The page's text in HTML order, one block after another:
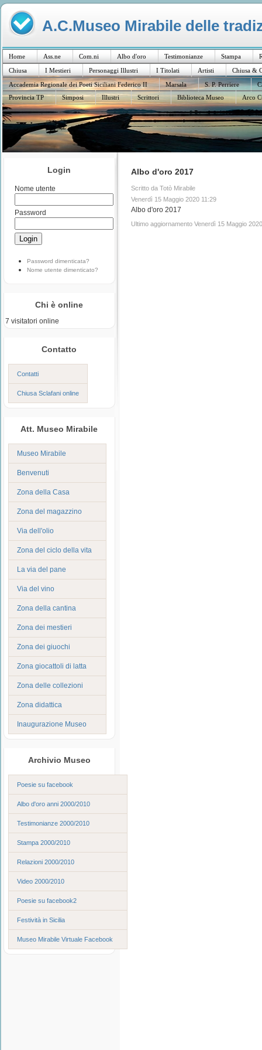
A.C.Museo Mirabile delle
Home Ass.ne Com.ni Albo d'oro Testimonianze Stampa
Chiusa
I Mestieri Personaggi Illustri I Titolati Artisti
Chiusa &
Accademia Regionale dei Poeti Siciliani Federico II
Marsala S. P. Perriere
Provincia TP
Simposi Illustri Scrittori Biblioteca Museo Arco
Login
Nome utente
Password
Password dimenticata?
Nome utente dimenticato?
Chi è online
7 visitatori online
Contatto
Contatti
Chiusa Sclafani online
Att. Museo Mirabile
Museo Mirabile
Benvenuti
Zona della Casa
Zona del magazzino
Via dell'olio
Zona del ciclo della vita
La via del pane
Via del vino
Zona della cantina
Zona dei mestieri
Zona dei giuochi
Zona giocattoli di latta
Zona delle collezioni
Zona didattica
Inaugurazione Museo
Archivio Museo
Poesie su facebook
Albo d'oro anni 2000/2010
Testimonianze 2000/2010
Stampa 2000/2010
Relazioni 2000/2010
Video 2000/2010
Poesie su facebook2
Festività in Sicilia
Museo Mirabile Virtuale Facebook
Albo d'oro 2017
Scritto da Totò Mirabile
Venerdì 15 Maggio 2020 11:29
Albo d'oro 2017
Ultimo aggiornamento Venerdì 15 Maggio